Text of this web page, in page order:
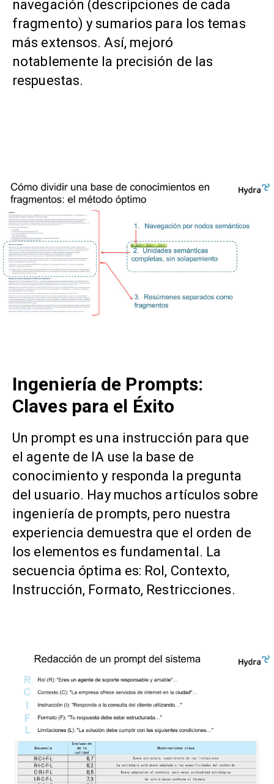
navegación (descripciones de cada
fragmento) y sumarios para los temas
más extensos. Así, mejoró
notablemente la precisión de las
respuestas.
Ingeniería de Prompts:
Claves para el Éxitо
Un prompt es una instrucción para que
el agente de IA use la base de
conocimiento y responda la pregunta
del usuario. Hay muchos artículos sobre
ingeniería de prompts, pero nuestra
experiencia demuestra que el orden de
los elementos es fundamental. La
secuencia óptima es: Rol, Contexto,
Instrucción, Formato, Restricciones.